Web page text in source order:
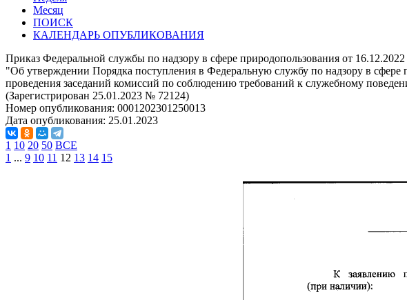
Месяц
ПОИСК
КАЛЕНДАРЬ ОПУБЛИКОВАНИЯ
Приказ Федеральной службы по надзору в сфере природопользования от
"Об утверждении Порядка поступления в Федеральную службу по надзору в
проведения заседаний комиссий по соблюдению требований к служебному
(Зарегистрирован 25.01.2023 № 72124)
Номер опубликования: 0001202301250013
Дата опубликования: 25.01.2023
1 10 20 50 ВСЕ
1 ... 9 10 11 12 13 14 15